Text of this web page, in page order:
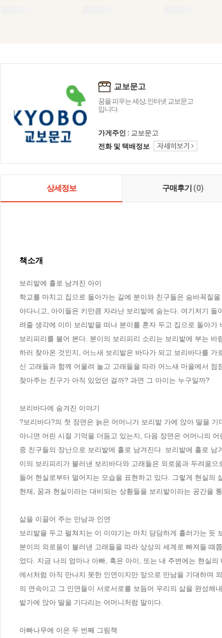
교보문고
꿈을 피우는 세상, 인터넷 교보문고
입니다.
가게주인 : 교보문고
전화 및 택배정보
상세정보 구매후기 (0)
책소개
보리밭에 홀로 남겨진 아이
학교를 마치고 집으로 돌아가는 길에 분이와 친구들은 숨바꼭질
아다니고, 아이들은 키만큼 자라난 보리밭에 숨는다. 여기저기
려줄 생각에 이미 보리밭을 떠나 분이를 혼자 두고 집으로 돌아
보리피리를 불어 본다. 분이의 보리피리 소리는 보리밭에 부는
하러 찾아온 것인지, 어느새 보리밭은 바다가 되고 보리바다를
신 고래들과 함께 어울려 놀고 고래들을 따라 어느새 마을에서
찾아주는 친구가 아직 있었던 걸까? 과연 그 아이는 누구일까?
보리바다에 숨겨진 이야기
?보리바다?의 첫 장면은 늙은 어머니가 보리밭 가에 앉아 딸을
아니면 어린 시절 기억을 더듬고 있는지, 다음 장면은 어머니의
중 친구들의 장난으로 보리밭에 홀로 남겨진다. 보리밭에 홀로
이의 보리피리가 불러낸 보리바다와 고래들은 외로움과 두려움
들어 현실로부터 멀어지는 모습을 표현하고 있다. 그렇게 현실의
현재, 꿈과 현실이라는 대비되는 상황들을 보리밭이라는 공간을
삶을 이끌어 주는 만남과 인연
보리밭을 두고 펼쳐지는 이 이야기는 마치 담담하게 흘러가는
분이의 외로움이 불러낸 고래들을 따라 상상의 세계로 빠져들 때
었다. 지금 나의 엄마나 아빠, 혹은 아이, 또는 내 주변에는 현실
에서처럼 아직 만나지 못한 인연이지만 앞으로 만남을 기대하며
의 연속이고 그 인연들이 서로서로를 보듬어 우리의 삶을 완성해
밭가에 앉아 딸을 기다리는 어머니처럼 말이다.
아빠나무에 이은 두 번째 그림책